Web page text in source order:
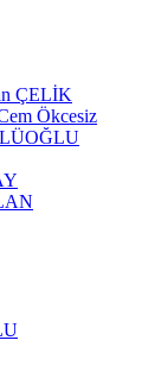
ÇELİK
Ökcesiz